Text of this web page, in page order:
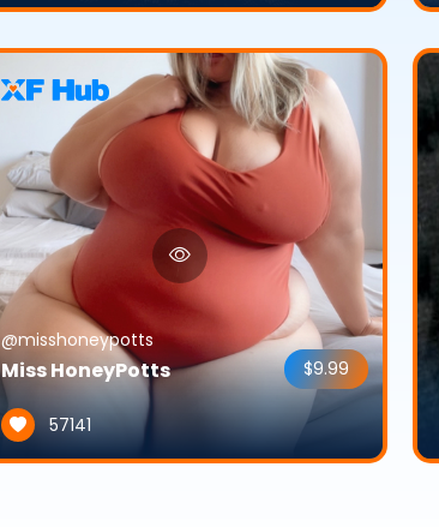
@misshoneypotts
Miss HoneyPotts
57141
$9.99